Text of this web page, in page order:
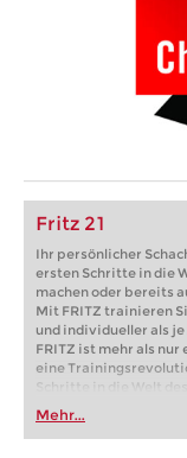
Fritz 21
Ihr persönlicher
ersten Schritte in die
machen oder bereits
Mit FRITZ trainieren
und individueller als je
FRITZ ist mehr als nur
eine
Schritte in die Welt
oder bereits auf
FRITZ trainieren Sie
individueller als je
Mehr...